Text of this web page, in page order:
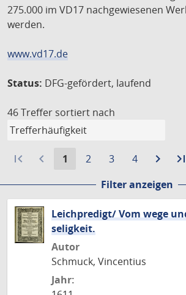
275.000 im VD17 nachgewiesenen
werden.
www.vd17.de
Status: DFG-gefördert, laufend
46 Treffer sortiert nach
first_page navigate_before
Aktuelle
1
Gehe
Seite
2
Gehe
Seite
3
Gehe
Seite
4 navigate_next
Zurlast_page
Filter anzeigen
Leichpredigt/ Vom wege
seligkeit.
Autor
Schmuck, Vincentius
Jahr: